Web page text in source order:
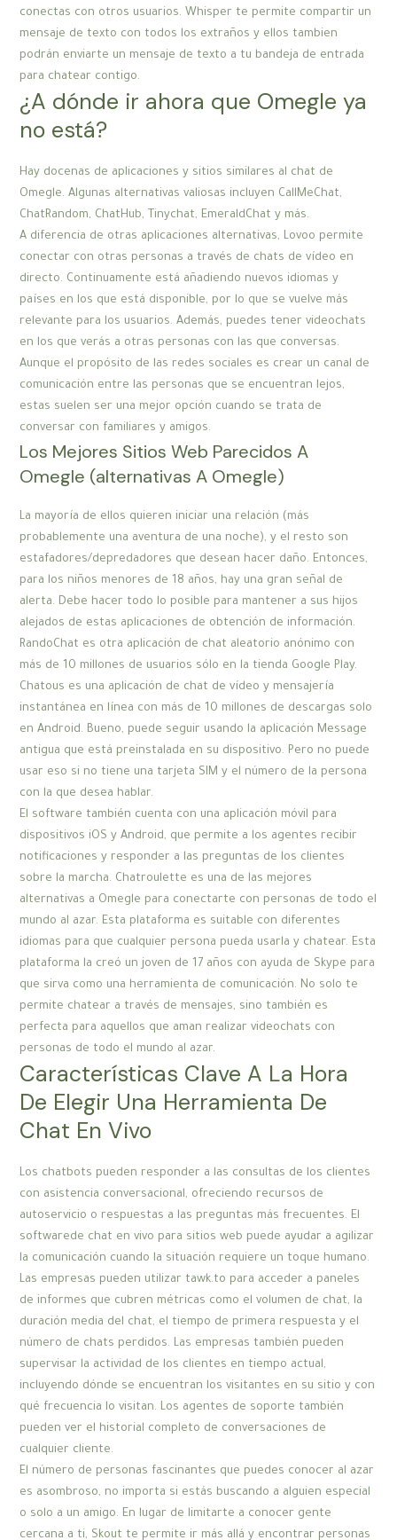
conectas con otros usuarios. Whisper te permite compartir un
mensaje de texto con todos los extraños y ellos tambien
podrán enviarte un mensaje de texto a tu bandeja de entrada
para chatear contigo.
¿A dónde ir ahora que Omegle ya
no está?
Hay docenas de aplicaciones y sitios similares al chat de
Omegle. Algunas alternativas valiosas incluyen CallMeChat,
ChatRandom, ChatHub, Tinychat, EmeraldChat y más.
A diferencia de otras aplicaciones alternativas, Lovoo permite
conectar con otras personas a través de chats de vídeo en
directo. Continuamente está añadiendo nuevos idiomas y
países en los que está disponible, por lo que se vuelve más
relevante para los usuarios. Además, puedes tener videochats
en los que verás a otras personas con las que conversas.
Aunque el propósito de las redes sociales es crear un canal de
comunicación entre las personas que se encuentran lejos,
estas suelen ser una mejor opción cuando se trata de
conversar con familiares y amigos.
Los Mejores Sitios Web Parecidos A
Omegle (alternativas A Omegle)
La mayoría de ellos quieren iniciar una relación (más
probablemente una aventura de una noche), y el resto son
estafadores/depredadores que desean hacer daño. Entonces,
para los niños menores de 18 años, hay una gran señal de
alerta. Debe hacer todo lo posible para mantener a sus hijos
alejados de estas aplicaciones de obtención de información.
RandoChat es otra aplicación de chat aleatorio anónimo con
más de 10 millones de usuarios sólo en la tienda Google Play.
Chatous es una aplicación de chat de vídeo y mensajería
instantánea en línea con más de 10 millones de descargas solo
en Android. Bueno, puede seguir usando la aplicación Message
antigua que está preinstalada en su dispositivo. Pero no puede
usar eso si no tiene una tarjeta SIM y el número de la persona
con la que desea hablar.
El software también cuenta con una aplicación móvil para
dispositivos iOS y Android, que permite a los agentes recibir
notificaciones y responder a las preguntas de los clientes
sobre la marcha. Chatroulette es una de las mejores
alternativas a Omegle para conectarte con personas de todo el
mundo al azar. Esta plataforma es suitable con diferentes
idiomas para que cualquier persona pueda usarla y chatear. Esta
plataforma la creó un joven de 17 años con ayuda de Skype para
que sirva como una herramienta de comunicación. No solo te
permite chatear a través de mensajes, sino también es
perfecta para aquellos que aman realizar videochats con
personas de todo el mundo al azar.
Características Clave A La Hora
De Elegir Una Herramienta De
Chat En Vivo
Los chatbots pueden responder a las consultas de los clientes
con asistencia conversacional, ofreciendo recursos de
autoservicio o respuestas a las preguntas más frecuentes. El
softwarede chat en vivo para sitios web puede ayudar a agilizar
la comunicación cuando la situación requiere un toque humano.
Las empresas pueden utilizar tawk.to para acceder a paneles
de informes que cubren métricas como el volumen de chat, la
duración media del chat, el tiempo de primera respuesta y el
número de chats perdidos. Las empresas también pueden
supervisar la actividad de los clientes en tiempo actual,
incluyendo dónde se encuentran los visitantes en su sitio y con
qué frecuencia lo visitan. Los agentes de soporte también
pueden ver el historial completo de conversaciones de
cualquier cliente.
El número de personas fascinantes que puedes conocer al azar
es asombroso, no importa si estás buscando a alguien especial
o solo a un amigo. En lugar de limitarte a conocer gente
cercana a ti, Skout te permite ir más allá y encontrar personas